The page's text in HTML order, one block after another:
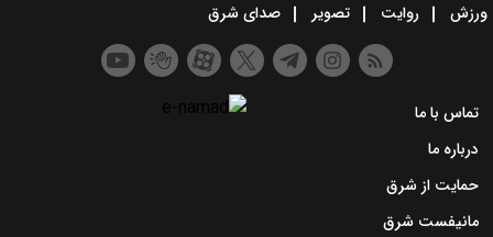
ورزش
روایت تصویر صدای شرق
تماس با ما
درباره ما
حمایت از شرق
مانیفست شرق